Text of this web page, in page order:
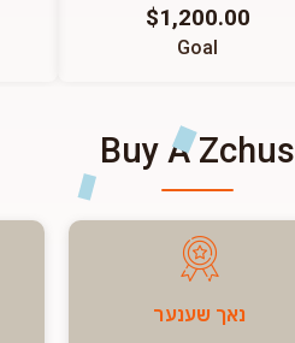
$1,200.00
Goal
Buy A Zchus
נאך שענער